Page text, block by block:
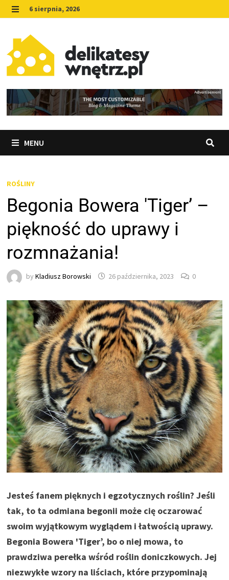
Skip
to
content
MENU
6 sierpnia, 2026
MENU
ROŚLINY
Begonia Bowera 'Tiger’ –
piękność do uprawy i
rozmnażania!
byKladiusz Borowski 26 października, 2023 0
Jesteś fanem pięknych i egzotycznych roślin? Jeśli
tak, to ta odmiana begonii może cię oczarować
swoim wyjątkowym wyglądem i łatwością uprawy.
Begonia Bowera 'Tiger’, bo o niej mowa, to
prawdziwa perełka wśród roślin doniczkowych. Jej
niezwykłe wzory na liściach, które przypominają